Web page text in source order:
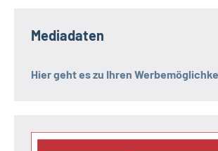
Mediadaten
Hier geht es zu Ihren